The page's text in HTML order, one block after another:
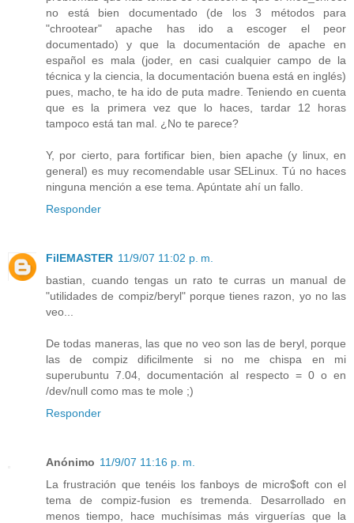
no está bien documentado (de los 3 métodos para
"chrootear" apache has ido a escoger el peor
documentado) y que la documentación de apache en
español es mala (joder, en casi cualquier campo de la
técnica y la ciencia, la documentación buena está en inglés)
pues, macho, te ha ido de puta madre. Teniendo en cuenta
que es la primera vez que lo haces, tardar 12 horas
tampoco está tan mal. ¿No te parece?
Y, por cierto, para fortificar bien, bien apache (y linux, en
general) es muy recomendable usar SELinux. Tú no haces
ninguna mención a ese tema. Apúntate ahí un fallo.
Responder
FilEMASTER 11/9/07 11:02 p. m.
bastian, cuando tengas un rato te curras un manual de
"utilidades de compiz/beryl" porque tienes razon, yo no las
veo...
De todas maneras, las que no veo son las de beryl, porque
las de compiz dificilmente si no me chispa en mi
superubuntu 7.04, documentación al respecto = 0 o en
/dev/null como mas te mole ;)
Responder
Anónimo 11/9/07 11:16 p. m.
La frustración que tenéis los fanboys de micro$oft con el
tema de compiz-fusion es tremenda. Desarrollado en
menos tiempo, hace muchísimas más virguerías que la